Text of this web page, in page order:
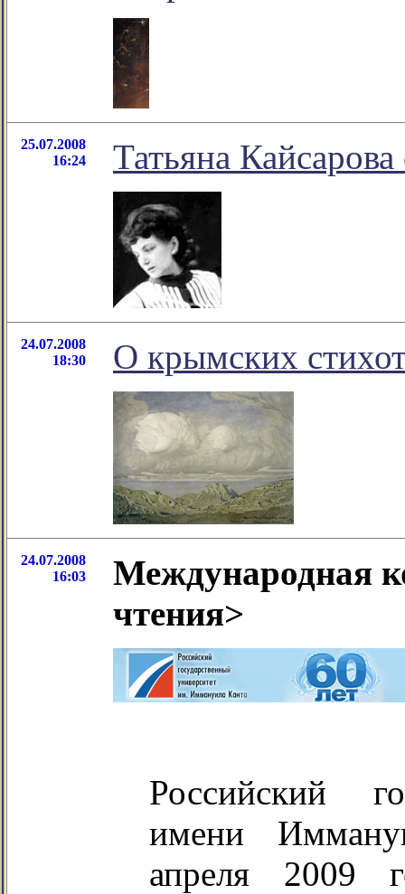
25.07.2008
16:24
Татьяна
24.07.2008
18:30
О крымских
24.07.2008
16:03
Международная
чтения>
Российский
имени
апреля 2009